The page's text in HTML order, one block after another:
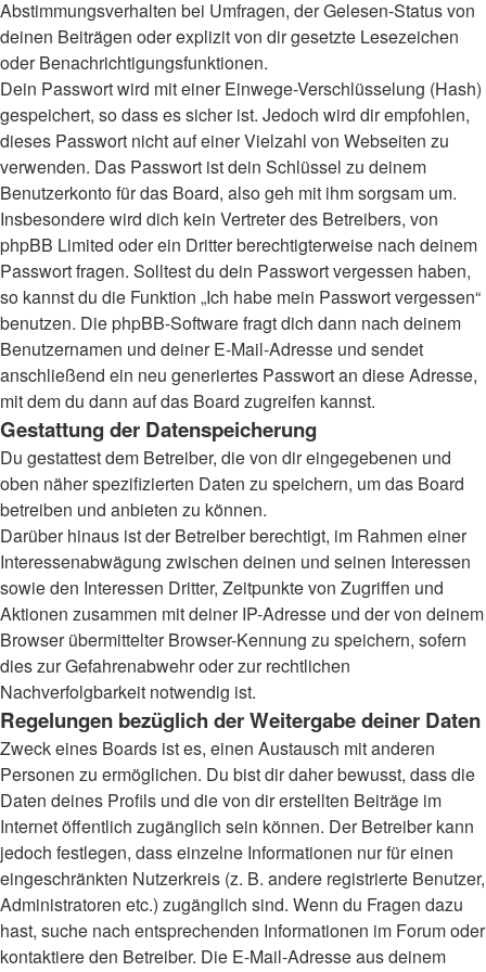
Abstimmungsverhalten bei Umfragen, der Gelesen-Status von
deinen Beiträgen oder explizit von dir gesetzte Lesezeichen
oder Benachrichtigungsfunktionen.
Dein Passwort wird mit einer Einwege-Verschlüsselung (Hash)
gespeichert, so dass es sicher ist. Jedoch wird dir empfohlen,
dieses Passwort nicht auf einer Vielzahl von Webseiten zu
verwenden. Das Passwort ist dein Schlüssel zu deinem
Benutzerkonto für das Board, also geh mit ihm sorgsam um.
Insbesondere wird dich kein Vertreter des Betreibers, von
phpBB Limited oder ein Dritter berechtigterweise nach deinem
Passwort fragen. Solltest du dein Passwort vergessen haben,
so kannst du die Funktion „Ich habe mein Passwort vergessen“
benutzen. Die phpBB-Software fragt dich dann nach deinem
Benutzernamen und deiner E-Mail-Adresse und sendet
anschließend ein neu generiertes Passwort an diese Adresse,
mit dem du dann auf das Board zugreifen kannst.
Gestattung der Datenspeicherung
Du gestattest dem Betreiber, die von dir eingegebenen und
oben näher spezifizierten Daten zu speichern, um das Board
betreiben und anbieten zu können.
Darüber hinaus ist der Betreiber berechtigt, im Rahmen einer
Interessenabwägung zwischen deinen und seinen Interessen
sowie den Interessen Dritter, Zeitpunkte von Zugriffen und
Aktionen zusammen mit deiner IP-Adresse und der von deinem
Browser übermittelter Browser-Kennung zu speichern, sofern
dies zur Gefahrenabwehr oder zur rechtlichen
Nachverfolgbarkeit notwendig ist.
Regelungen bezüglich der Weitergabe deiner Daten
Zweck eines Boards ist es, einen Austausch mit anderen
Personen zu ermöglichen. Du bist dir daher bewusst, dass die
Daten deines Profils und die von dir erstellten Beiträge im
Internet öffentlich zugänglich sein können. Der Betreiber kann
jedoch festlegen, dass einzelne Informationen nur für einen
eingeschränkten Nutzerkreis (z. B. andere registrierte Benutzer,
Administratoren etc.) zugänglich sind. Wenn du Fragen dazu
hast, suche nach entsprechenden Informationen im Forum oder
kontaktiere den Betreiber. Die E-Mail-Adresse aus deinem